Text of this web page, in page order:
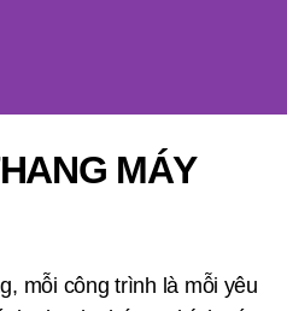
MÁY
mỗi công trình là mỗi yêu